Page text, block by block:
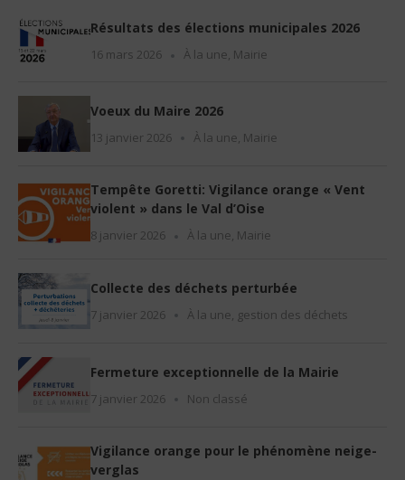
Résultats des élections municipales 2026
16 mars 2026 À la une, Mairie
Voeux du Maire 2026
13 janvier 2026 À la une Mairie
Tempête Goretti: Vigilance orange « Vent
violent » dans le Val d’Oise
8 janvier 2026 À la une, Mairie
Collecte des déchets perturbée
7 janvier 2026 À la une gestion des déchets
Fermeture exceptionnelle de la Mairie
7 janvier 2026 Non classé
Vigilance orange pour le phénomène neige-
verglas